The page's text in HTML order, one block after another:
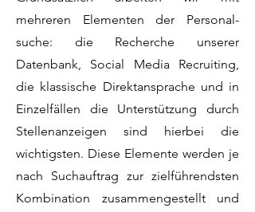
mehreren Elementen der Personal-
suche: die Recherche unserer
Datenbank, Social Media Recruiting,
die klassische Direktansprache und in
Einzelfällen die Unterstützung durch
Stellenanzeigen sind hierbei die
wichtigsten. Diese Elemente werden je
nach Suchauftrag zur zielführendsten
Kombination zusammengestellt und